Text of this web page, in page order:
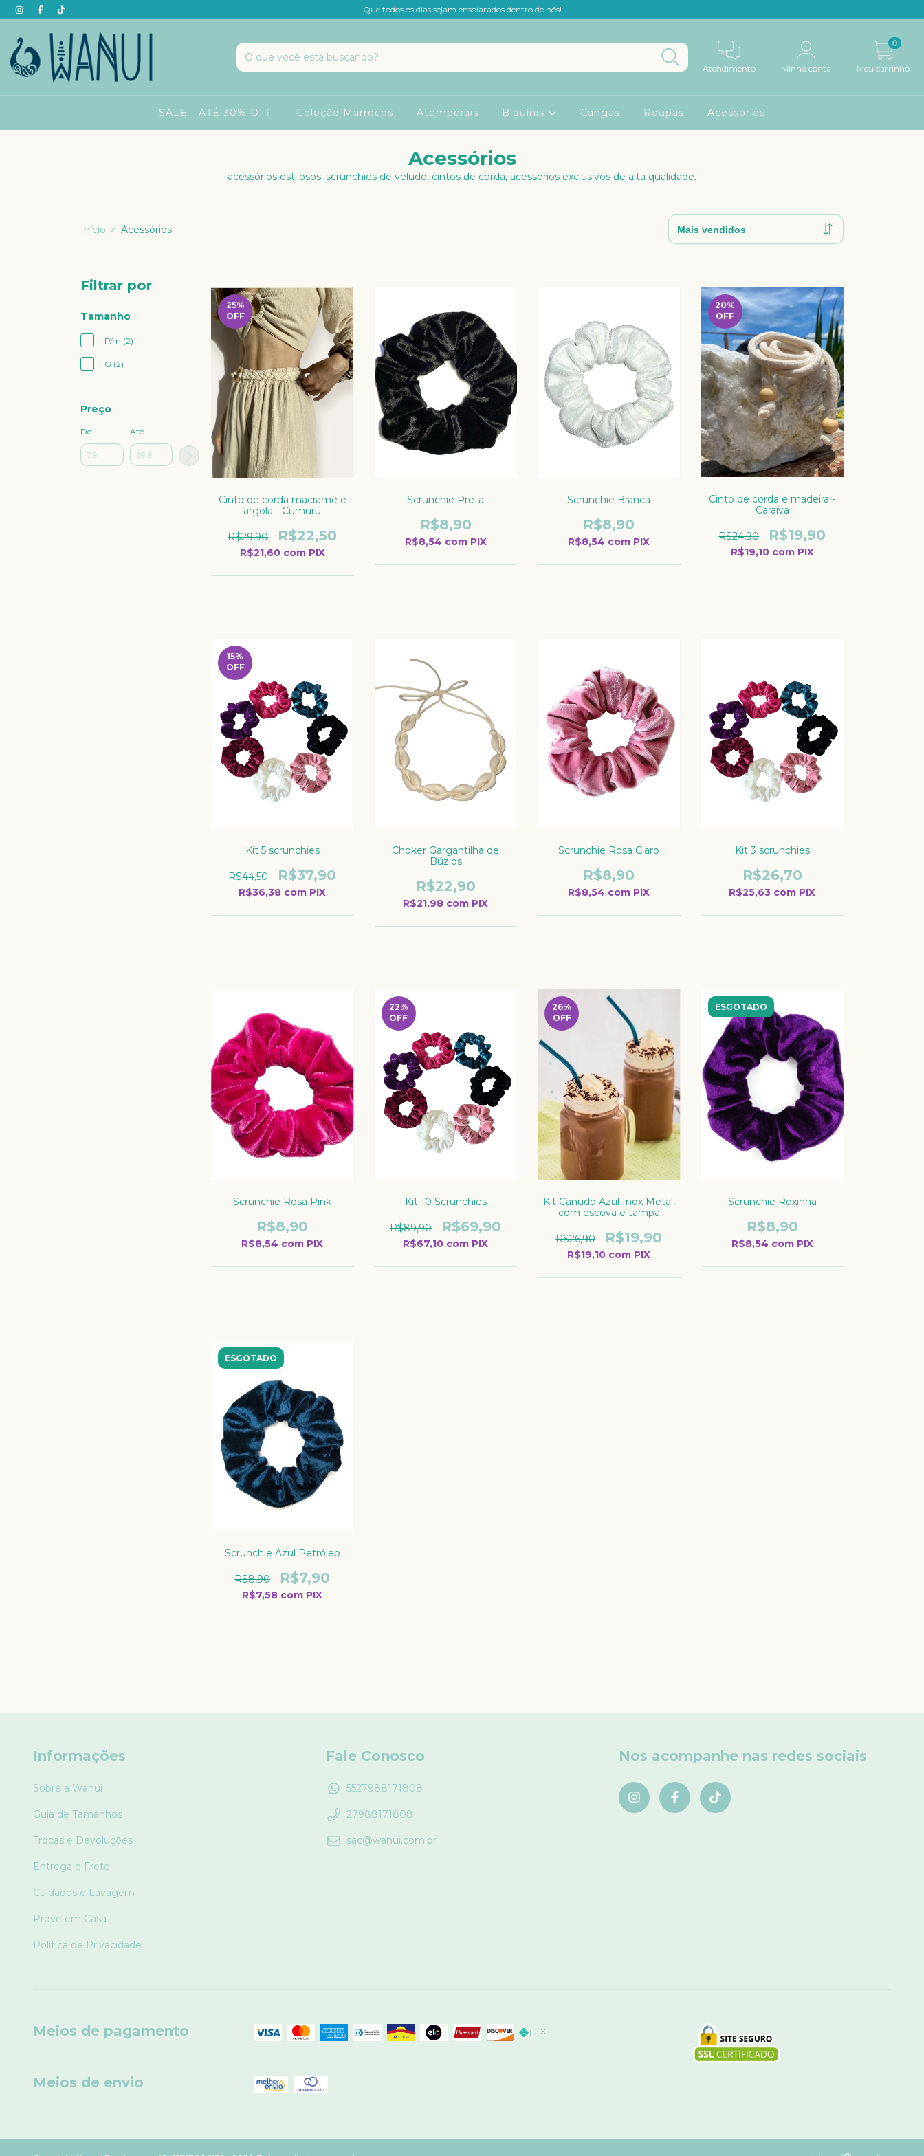
Que todos os dias sejam ensolarados dentro de nós!
Atendimento Minha conta Meu carrinho
0
SALE - ATÉ 30% OFF Coleção Marrocos Atemporais Biquínis Cangas Roupas Acessórios
Acessórios
acessórios estilosos: scrunchies de veludo, cintos de corda, acessórios exclusivos de alta qualidade.
Início > Acessórios
Filtrar por
Tamanho
P/m (2)
G (2)
Preço
De Até
25%
OFF
Cinto de corda macramê e
argola - Cumuru
R$29,90 R$22,50
R$21,60 com PIX
Scrunchie Preta
R$8,90
R$8,54 com PIX
Scrunchie Branca
R$8,90
R$8,54 com PIX
20%
OFF
Cinto de corda e madeira -
Caraíva
R$24,90 R$19,90
R$19,10 com PIX
15%
OFF
Kit 5 scrunchies
R$44,50 R$37,90
R$36,38 com PIX
Choker Gargantilha de
Búzios
R$22,90
R$21,98 com PIX
Scrunchie Rosa Claro
R$8,90
R$8,54 com PIX
Kit 3 scrunchies
R$26,70
R$25,63 com PIX
Scrunchie Rosa Pink
R$8,90
R$8,54 com PIX
22%
OFF
Kit 10 Scrunchies
R$89,90 R$69,90
R$67,10 com PIX
26%
OFF
Kit Canudo Azul Inox Metal,
com escova e tampa
R$26,90 R$19,90
R$19,10 com PIX
ESGOTADO
Scrunchie Roxinha
R$8,90
R$8,54 com PIX
ESGOTADO
Scrunchie Azul Petróleo
R$8,90 R$7,90
R$7,58 com PIX
Informações
Sobre a Wanui
Guia de Tamanhos
Trocas e Devoluções
Entrega e Frete
Cuidados e Lavagem
Prove em Casa
Política de Privacidade
Fale Conosco
5527988171808
27988171808
sac@wanui.com.br
Nos acompanhe nas redes sociais
Meios de pagamento
Meios de envio